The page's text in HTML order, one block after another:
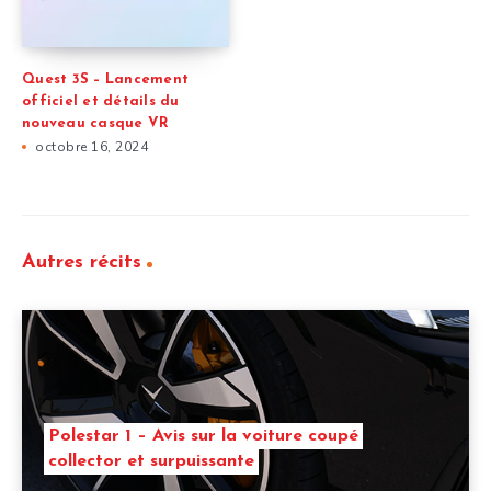
Quest 3S – Lancement
officiel et détails du
nouveau casque VR
octobre 16, 2024
Autres récits
Polestar 1 – Avis sur la voiture coupé
collector et surpuissante